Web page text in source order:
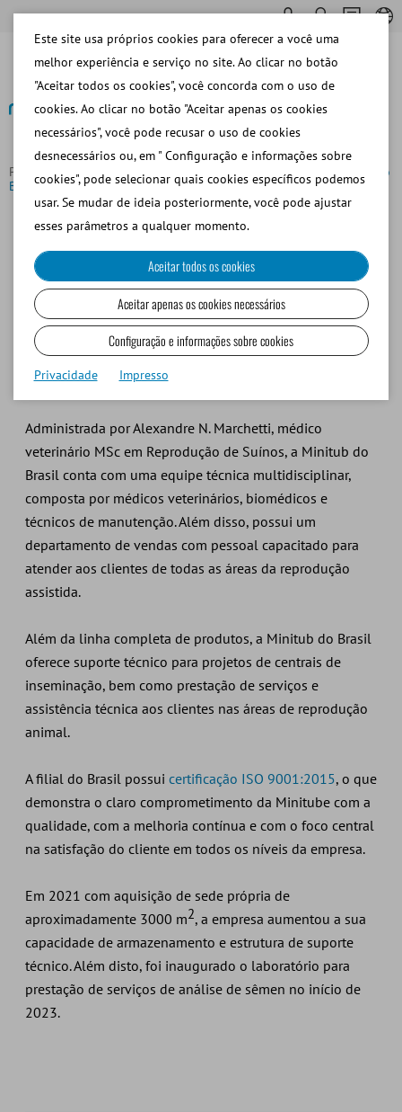
Página principal Sobre Minitube Grupo Minitube
Minitub do
Brasil
Voltar para o resumo
Minitub do Brasil
Criada em 1997 e com sua matriz sediada em Porto
Alegre, aMinitub do Brasilatende os clientes de todo o
Brasil, com uma completa linha de produtos para
inseminação artificial em bovinos, suínos, caninos,
equinos, pequenos ruminantes, transferência de
embriões e produtos para reprodução humana.
Administrada por Alexandre N. Marchetti, médico
veterinário MSc em Reprodução de Suínos, a Minitub do
Brasil conta com uma equipe técnica multidisciplinar,
composta por médicos veterinários, biomédicos e
técnicos de manutenção. Além disso, possui um
departamento de vendas com pessoal capacitado para
atender aos clientes de todas as áreas da reprodução
assistida.
Além da linha completa de produtos, a Minitub do Brasil
oferece suporte técnico para projetos de centrais de
inseminação, bem como prestação de serviços e
assistência técnica aos clientes nas áreas de reprodução
animal.
A filial do Brasil possui certificação ISO 9001:2015, o que
demonstra o claro comprometimento da Minitube com a
qualidade, com a melhoria contínua e com o foco central
na satisfação do cliente em todos os níveis da empresa.
Em 2021 com aquisição de sede própria de
aproximadamente 3000 m2, a empresa aumentou a sua
capacidade de armazenamento e estrutura de suporte
técnico. Além disto, foi inaugurado o laboratório para
prestação de serviços de análise de sêmen no início de
2023.
Este site usa próprios cookies para oferecer a você uma
melhor experiência e serviço no site. Ao clicar no botão
"Aceitar todos os cookies", você concorda com o uso de
cookies. Ao clicar no botão "Aceitar apenas os cookies
necessários", você pode recusar o uso de cookies
desnecessários ou, em " Configuração e informações sobre
cookies", pode selecionar quais cookies específicos podemos
usar. Se mudar de ideia posteriormente, você pode ajustar
esses parâmetros a qualquer momento.
Aceitar todos os cookies
Aceitar apenas os cookies necessários
Configuração e informações sobre cookies
Privacidade Impresso